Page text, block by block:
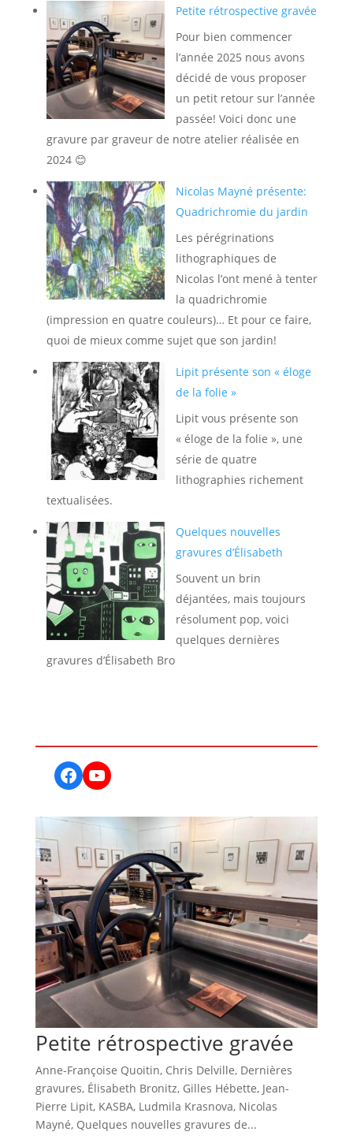
Petite rétrospective gravée
Pour bien commencer
l’année 2025 nous avons
décidé de vous proposer
un petit retour sur l’année
passée! Voici donc une
gravure par graveur de notre atelier réalisée en
2024 😊
Nicolas Mayné présente:
Quadrichromie du jardin
Les pérégrinations
lithographiques de
Nicolas l’ont mené à tenter
la quadrichromie
(impression en quatre couleurs)… Et pour ce faire,
quoi de mieux comme sujet que son jardin!
Lipit présente son « éloge
de la folie »
Lipit vous présente son
« éloge de la folie », une
série de quatre
lithographies richement
textualisées.
Quelques nouvelles
gravures d’Élisabeth
Souvent un brin
déjantées, mais toujours
résolument pop, voici
quelques dernières
gravures d’Élisabeth Bro
Facebook
YouTube
Petite rétrospective gravée
Anne-Françoise Quoitin, Chris Delville, Dernières
gravures, Élisabeth Bronitz, Gilles Hébette, Jean-
Pierre Lipit, KASBA, Ludmila Krasnova, Nicolas
Mayné, Quelques nouvelles gravures de...